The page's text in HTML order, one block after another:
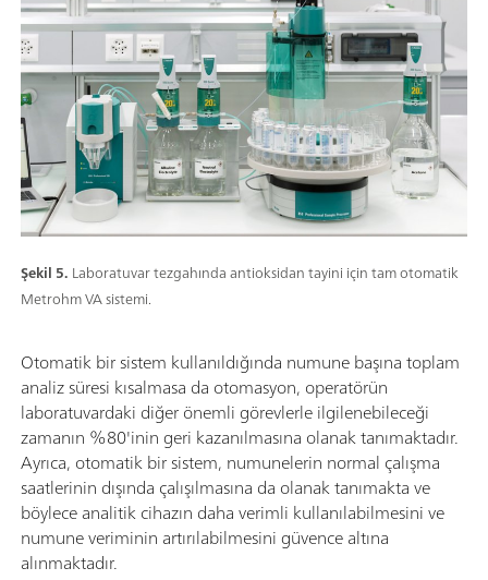
Şekil 5. Laboratuvar tezgahında antioksidan tayini için tam otomatik
Metrohm VA sistemi.
Otomatik bir sistem kullanıldığında numune başına toplam
analiz süresi kısalmasa da otomasyon, operatörün
laboratuvardaki diğer önemli görevlerle ilgilenebileceği
zamanın %80'inin geri kazanılmasına olanak tanımaktadır.
Ayrıca, otomatik bir sistem, numunelerin normal çalışma
saatlerinin dışında çalışılmasına da olanak tanımakta ve
böylece analitik cihazın daha verimli kullanılabilmesini ve
numune veriminin artırılabilmesini güvence altına
alınmaktadır.